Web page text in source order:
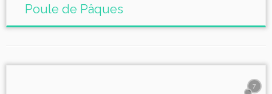
Poule de Pâques
7